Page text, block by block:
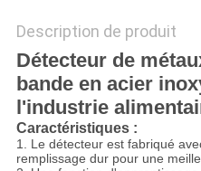
Description de produit
Détecteur de
bande en acier
l'industrie
Caractéristiques :
1. Le détecteur est fabriqué
remplissage dur pour une